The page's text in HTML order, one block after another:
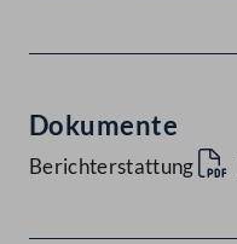
Dokumente
Berichterstattung